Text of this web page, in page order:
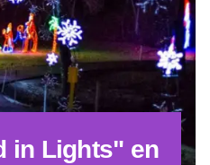
in Lights" en